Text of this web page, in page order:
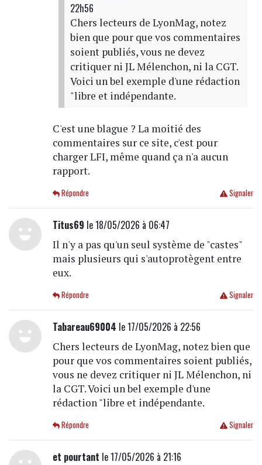
22h56
Chers lecteurs de LyonMag, notez
bien que pour que vos commentaires
soient publiés, vous ne devez
critiquer ni JL Mélenchon, ni la CGT.
Voici un bel exemple d'une rédaction
"libre et indépendante.
C'est une blague ? La moitié des
commentaires sur ce site, c'est pour
charger LFI, même quand ça n'a aucun
rapport.
Signaler
Répondre
Titus69 le 18/05/2026 à 06:47
Il n'y a pas qu'un seul système de "castes"
mais plusieurs qui s'autoprotègent entre
eux.
Signaler
Répondre
Tabareau69004 le 17/05/2026 à 22:56
Chers lecteurs de LyonMag, notez bien que
pour que vos commentaires soient publiés,
vous ne devez critiquer ni JL Mélenchon, ni
la CGT. Voici un bel exemple d'une
rédaction "libre et indépendante.
Signaler
Répondre
et pourtant le 17/05/2026 à 21:16